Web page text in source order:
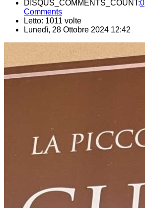
DISQUS_COMMENTS_COUNT:0
Comments
Letto: 1011 volte
Lunedì, 28 Ottobre 2024 12:42